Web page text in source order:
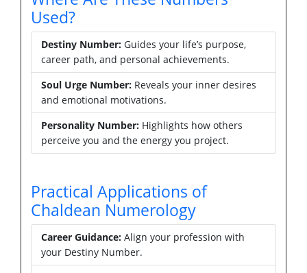
Used?
Destiny Number: Guides your life’s purpose,
career path, and personal achievements.
Soul Urge Number: Reveals your inner desires
and emotional motivations.
Personality Number: Highlights how others
perceive you and the energy you project.
Practical Applications of
Chaldean Numerology
Career Guidance: Align your profession with
your Destiny Number.